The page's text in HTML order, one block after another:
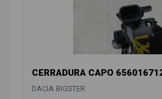
CERRADURA CAPO
DACIA BIGSTER